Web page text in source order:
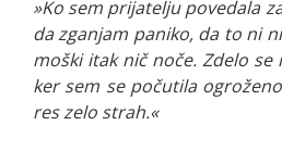
»Ko sem prijatelju povedala
da zganjam paniko, da to ni
moški itak nič noče. Zdelo
ker sem se počutila
res zelo strah.«